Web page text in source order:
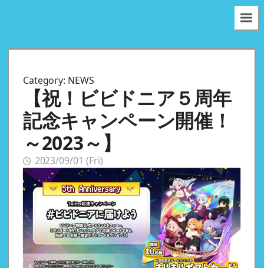
Category: NEWS
【祝！ビビドニア５周年
記念キャンペーン開催！
～2023～】
2023/09/01 (Fri)